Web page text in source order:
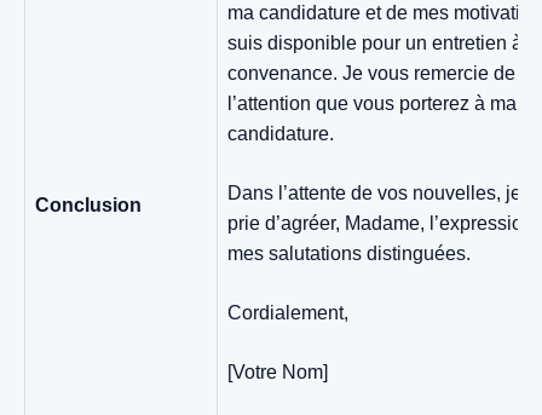
Conclusion
ma candidature et de mes
suis disponible pour un entretien à
convenance. Je vous remercie de
l’attention que vous porterez à ma
candidature.
Dans l’attente de vos nouvelles, je
prie d’agréer, Madame, l’expression
mes salutations distinguées.
Cordialement,
[Votre Nom]